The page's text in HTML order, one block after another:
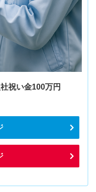
祝い金100万円